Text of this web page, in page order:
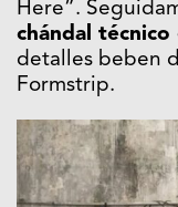
Here”.
chándal
detalles beben
Formstrip.